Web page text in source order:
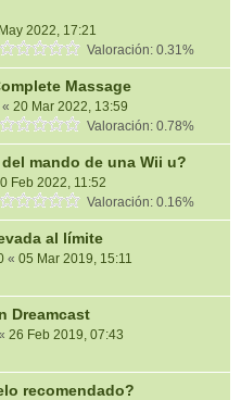
2022, 17:21
Valoración: 0.31%
Massage
« 20 Mar 2022, 13:59
Valoración: 0.78%
mando de una Wii u?
Feb 2022, 11:52
Valoración: 0.16%
al límite
« 05 Mar 2019, 15:11
Dreamcast
26 Feb 2019, 07:43
recomendado?